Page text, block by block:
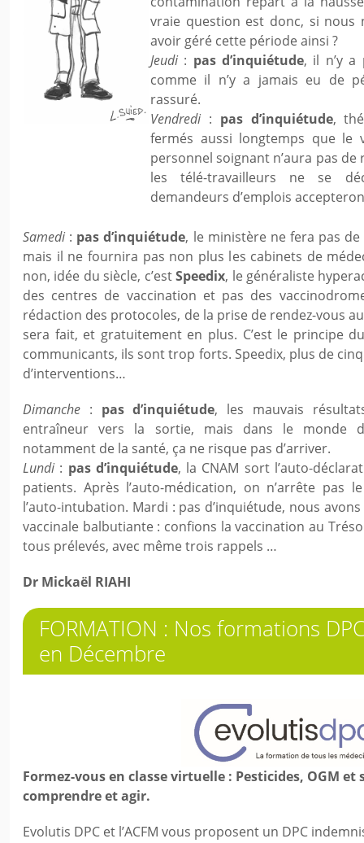
vraie question est donc, si
avoir géré cette période ainsi ?
Jeudi : pas d’inquiétude, il n’y a
comme il n’y a jamais eu de
rassuré.
Vendredi : pas d’inquiétude,
fermés aussi longtemps que le
personnel soignant n’aura pas
les télé-travailleurs ne se
demandeurs d’emplois
Samedi: pas d’inquiétude, le ministère ne fera pas
mais il ne fournira pas non plus les cabinets de
non, idée du siècle, c’estSpeedix, le généraliste
des centres de vaccination et pas des
rédaction des protocoles, de la prise de rendez-vous
sera fait, et gratuitement en plus. C’est le principe
communicants, ils sont trop forts. Speedix, plus de
d’interventions…
Dimanche : pas d’inquiétude, les mauvais
entraîneur vers la sortie, mais dans le monde
notamment de la santé, ça ne risque pas d’arriver.
Lundi: pas d’inquiétude, la CNAM sort l’auto-
patients. Après l’auto-médication, on n’arrête pas
l’auto-intubation. Mardi : pas d’inquiétude, nous
vaccinale balbutiante : confions la vaccination au
tous prélevés, avec même trois rappels …
Dr Mickaël RIAHI
FORMATION : Nos formations
en Décembre
Formez-vous en classe virtuelle : Pesticides, OGM
comprendre et agir.
Evolutis DPC et l’ACFM vous proposent un DPC